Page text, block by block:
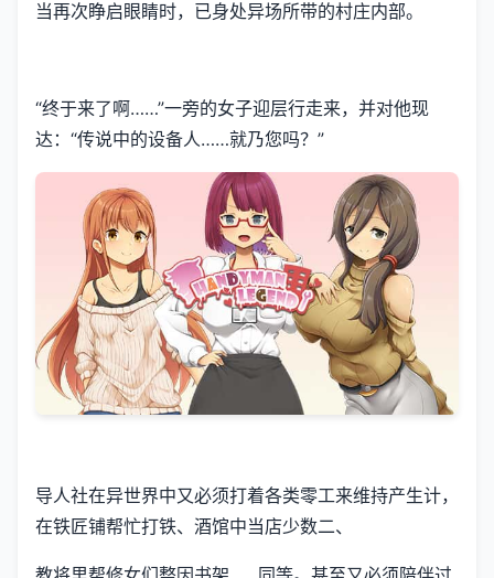
当再次睁启眼睛时，已身处异场所带的村庄内部。
“终于来了啊……”一旁的女子迎层行走来，并对他现
达：“传说中的设备人……就乃您吗？”
导人社在异世界中又必须打着各类零工来维持产生计，
在铁匠铺帮忙打铁、酒馆中当店少数二、